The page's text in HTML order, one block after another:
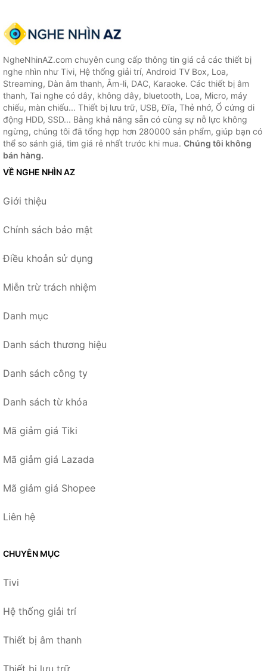
NgheNhinAZ.com chuyên cung cấp thông tin giá cả các thiết bị
nghe nhìn như Tivi, Hệ thống giải trí, Android TV Box, Loa,
Streaming, Dàn âm thanh, Âm-li, DAC, Karaoke. Các thiết bị âm
thanh, Tai nghe có dây, không dây, bluetooth, Loa, Micro, máy
chiếu, màn chiếu... Thiết bị lưu trữ, USB, Đĩa, Thẻ nhớ, Ổ cứng di
động HDD, SSD... Bằng khả năng sẵn có cùng sự nỗ lực không
ngừng, chúng tôi đã tổng hợp hơn 280000 sản phẩm, giúp bạn có
thể so sánh giá, tìm giá rẻ nhất trước khi mua. Chúng tôi không
bán hàng.
VỀ NGHE NHÌN AZ
Giới thiệu
Chính sách bảo mật
Điều khoản sử dụng
Miễn trừ trách nhiệm
Danh mục
Danh sách thương hiệu
Danh sách công ty
Danh sách từ khóa
Mã giảm giá Tiki
Mã giảm giá Lazada
Mã giảm giá Shopee
Liên hệ
CHUYÊN MỤC
Tivi
Hệ thống giải trí
Thiết bị âm thanh